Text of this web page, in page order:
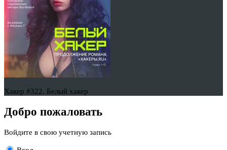
Хакер #322. Белый хакер
Добро пожаловать
Войдите в свою учетную запись